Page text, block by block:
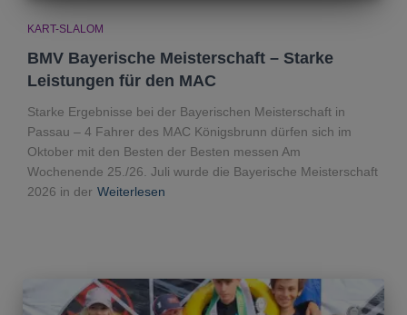
KART-SLALOM
BMV Bayerische Meisterschaft – Starke
Leistungen für den MAC
Starke Ergebnisse bei der Bayerischen Meisterschaft in
Passau – 4 Fahrer des MAC Königsbrunn dürfen sich im
Oktober mit den Besten der Besten messen Am
Wochenende 25./26. Juli wurde die Bayerische Meisterschaft
2026 in der Weiterlesen